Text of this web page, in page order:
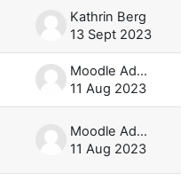
Kathrin Berg
13 Sept 2023
Moodle Admin
11 Aug 2023
Moodle Admin
11 Aug 2023